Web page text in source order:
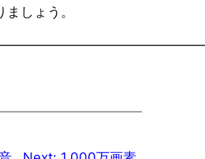
しょう。